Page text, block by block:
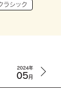
ラシック
2024年
05月